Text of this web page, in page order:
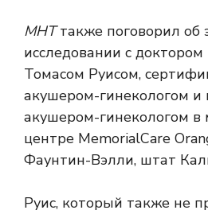
МНТтакже поговорил об
исследовании с
Томасом Руисом,
акушером-гинекологом
акушером-гинекологом в
центре MemorialCare
Фаунтин-Вэлли, штат
Руис, который также не